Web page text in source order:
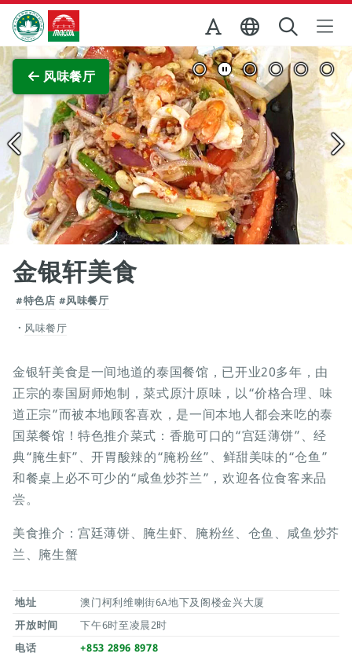
跳至主内容
澳门特别行政区政府旅游局
风味餐厅
查看原图
金银轩美食
#特色店 #风味餐厅
风味餐厅
金银轩美食是一间地道的泰国餐馆，已开业20多年，由
正宗的泰国厨师炮制，菜式原汁原味，以“价格合理、味
道正宗”而被本地顾客喜欢，是一间本地人都会来吃的泰
国菜餐馆！特色推介菜式：香脆可口的“宫廷薄饼”、经
典“腌生虾”、开胃酸辣的“腌粉丝”、鲜甜美味的“仓鱼”
和餐桌上必不可少的“咸鱼炒芥兰”，欢迎各位食客来品
尝。
美食推介：宫廷薄饼、腌生虾、腌粉丝、仓鱼、咸鱼炒芥
兰、腌生蟹
地址
澳门柯利维喇街6A地下及阁楼金兴大厦
开放时间
下午6时至凌晨2时
电话
+853 2896 8978